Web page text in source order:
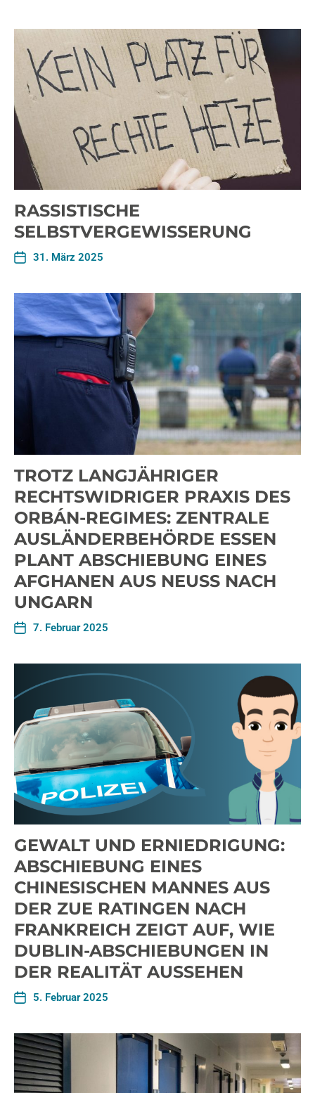
RASSISTISCHE
SELBSTVERGEWISSERUNG
31. März 2025
TROTZ LANGJÄHRIGER
RECHTSWIDRIGER PRAXIS DES
ORBÁN-REGIMES: ZENTRALE
AUSLÄNDERBEHÖRDE ESSEN
PLANT ABSCHIEBUNG EINES
AFGHANEN AUS NEUSS NACH
UNGARN
7. Februar 2025
GEWALT UND ERNIEDRIGUNG:
ABSCHIEBUNG EINES
CHINESISCHEN MANNES AUS
DER ZUE RATINGEN NACH
FRANKREICH ZEIGT AUF, WIE
DUBLIN-ABSCHIEBUNGEN IN
DER REALITÄT AUSSEHEN
5. Februar 2025